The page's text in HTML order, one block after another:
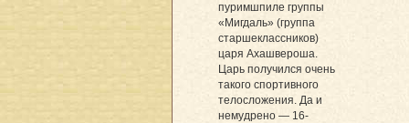
пуримшпиле группы
«Мигдаль» (группа
старшеклассников)
царя Ахашвероша.
Царь получился очень
такого спортивного
телосложения. Да и
немудрено — 16-